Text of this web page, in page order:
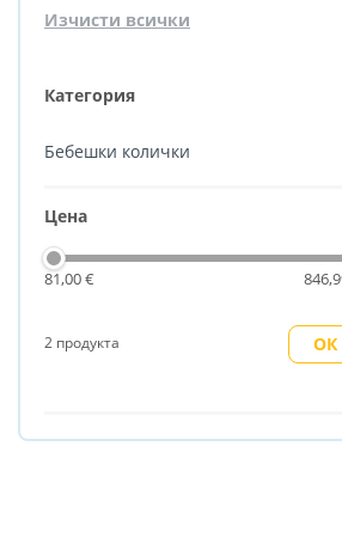
елемент
Изчисти всички
Категория
Бебешки колички
Цена
81,00 €
2 продукта ОК